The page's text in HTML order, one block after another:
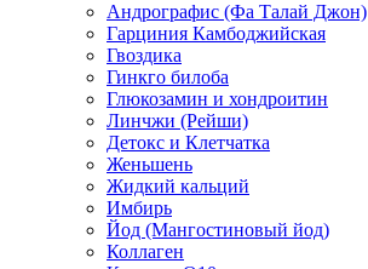
Андрографис (Фа Талай Джон)
Гарциния Камбоджийская
Гвоздика
Гинкго билоба
Глюкозамин и хондроитин
Линчжи (Рейши)
Детокс и Клетчатка
Женьшень
Жидкий кальций
Имбирь
Йод (Мангостиновый йод)
Коллаген